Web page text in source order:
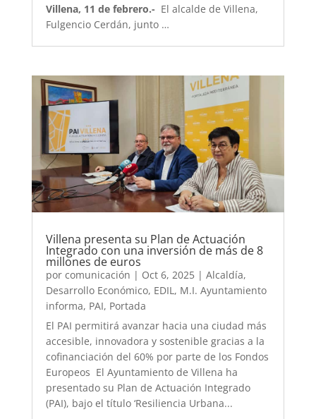
Villena, 11 de febrero.- El alcalde de Villena,
Fulgencio Cerdán, junto …
Villena presenta su Plan de Actuación
Integrado con una inversión de más de 8
millones de euros
por comunicación | Oct 6, 2025| Alcaldía,
Desarrollo Económico, EDIL, M.I. Ayuntamiento
informa, PAI, Portada
El PAI permitirá avanzar hacia una ciudad más
accesible, innovadora y sostenible gracias a la
cofinanciación del 60% por parte de los Fondos
Europeos El Ayuntamiento de Villena ha
presentado su Plan de Actuación Integrado
(PAI), bajo el título ‘Resiliencia Urbana...